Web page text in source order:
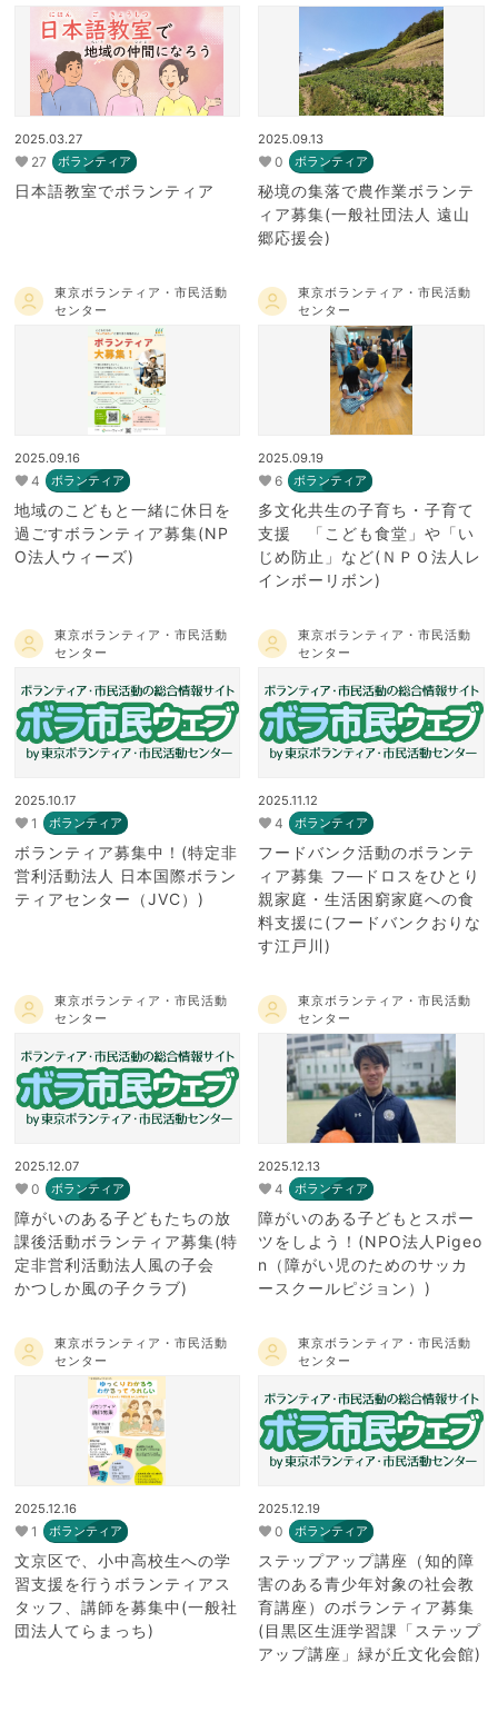
2025.03.27
27 ボランティア
日本語教室でボランティア
2025.09.13
0 ボランティア
秘境の集落で農作業ボランテ
ィア募集(一般社団法人 遠山
郷応援会)
東京ボランティア・市民活動
センター
2025.09.16
4 ボランティア
地域のこどもと一緒に休日を
過ごすボランティア募集(NP
O法人ウィーズ)
東京ボランティア・市民活動
センター
2025.09.19
6 ボランティア
多文化共生の子育ち・子育て
支援 「こども食堂」や「い
じめ防止」など(ＮＰＯ法人レ
インボーリボン)
東京ボランティア・市民活動
センター
2025.10.17
1 ボランティア
ボランティア募集中！(特定非
営利活動法人 日本国際ボラン
ティアセンター（JVC）)
東京ボランティア・市民活動
センター
2025.11.12
4 ボランティア
フードバンク活動のボランテ
ィア募集 フ―ドロスをひとり
親家庭・生活困窮家庭への食
料支援に(フードバンクおりな
す江戸川)
東京ボランティア・市民活動
センター
2025.12.07
0 ボランティア
障がいのある子どもたちの放
課後活動ボランティア募集(特
定非営利活動法人風の子会
かつしか風の子クラブ)
東京ボランティア・市民活動
センター
2025.12.13
4 ボランティア
障がいのある子どもとスポー
ツをしよう！(NPO法人Pigeo
n（障がい児のためのサッカ
ースクールピジョン）)
東京ボランティア・市民活動
センター
2025.12.16
1 ボランティア
文京区で、小中高校生への学
習支援を行うボランティアス
タッフ、講師を募集中(一般社
団法人てらまっち)
東京ボランティア・市民活動
センター
2025.12.19
0 ボランティア
ステップアップ講座（知的障
害のある青少年対象の社会教
育講座）のボランティア募集
(目黒区生涯学習課「ステップ
アップ講座」緑が丘文化会館)